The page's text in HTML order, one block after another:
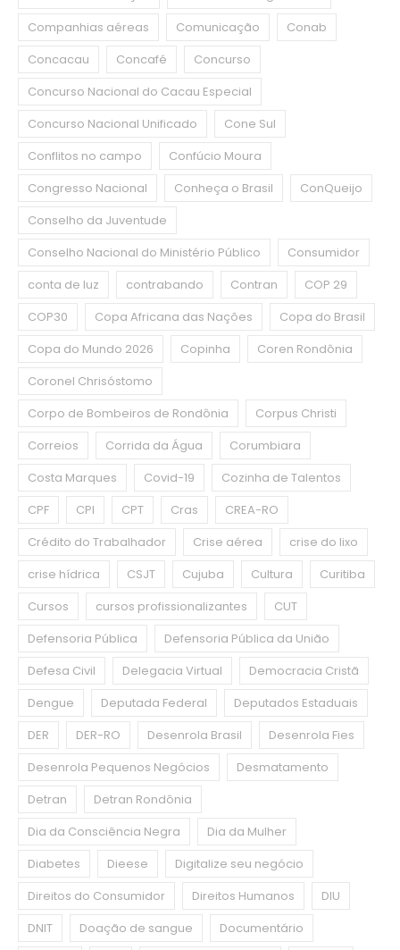
Companhias aéreas
Comunicação
Conab
Concacau
Concafé
Concurso
Concurso Nacional do Cacau Especial
Concurso Nacional Unificado
Cone Sul
Conflitos no campo
Confúcio Moura
Congresso Nacional
Conheça o Brasil
ConQueijo
Conselho da Juventude
Conselho Nacional do Ministério Público
Consumidor
conta de luz
contrabando Contran
COP 29
COP30
Copa Africana das Nações
Copa do Brasil
Copa do Mundo 2026
Copinha
Coren Rondônia
Coronel Chrisóstomo
Corpo de Bombeiros de Rondônia
Corpus Christi
Correios
Corrida da Água
Corumbiara
Costa Marques
Covid-19
Cozinha de Talentos
CPF
CPI CPT Cras
CREA-RO
Crédito do Trabalhador
Crise aérea
crise do lixo
crise hídrica
CSJT Cujuba Cultura
Curitiba
Cursos
cursos profissionalizantes
CUT
Defensoria Pública
Defensoria Pública da União
Defesa Civil
Delegacia Virtual
Democracia Cristã
Dengue
Deputada Federal
Deputados Estaduais
DER
DER-RO Desenrola Brasil
Desenrola Fies
Desenrola Pequenos Negócios
Desmatamento
Detran
Detran Rondônia
Dia da Consciência Negra
Dia da Mulher
Diabetes
Dieese
Digitalize seu negócio
Direitos do Consumidor
Direitos Humanos
DIU
DNIT
Doação de sangue
Documentário